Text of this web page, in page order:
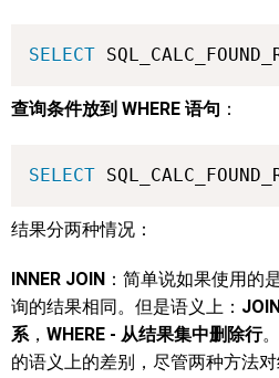
SELECT
查询条件放到 WHERE 语句 ：
SELECT
结果分两种情况：
INNER JOIN ：简单说如果使用的
询的结果相同。但是语义上：
系， WHERE - 从结果集中删除行
的语义上的差别，尽管两种方法